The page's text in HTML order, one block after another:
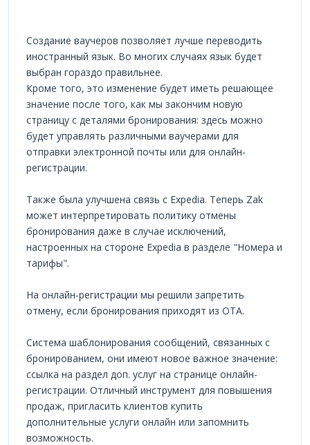
Создание ваучеров позволяет лучше переводить
иностранный язык. Во многих случаях язык будет
выбран гораздо правильнее.
Кроме того, это изменение будет иметь решающее
значение после того, как мы закончим новую
страницу с деталями бронирования: здесь можно
будет управлять различными ваучерами для
отправки электронной почты или для онлайн-
регистрации.
Также была улучшена связь с Expedia. Теперь Zak
может интерпретировать политику отмены
бронирования даже в случае исключений,
настроенных на стороне Expedia в разделе "Номера и
тарифы".
На онлайн-регистрации мы решили запретить
отмену, если бронирования приходят из OTA.
Система шаблонирования сообщений, связанных с
бронированием, они имеют новое важное значение:
ссылка на раздел доп. услуг на странице онлайн-
регистрации. Отличный инструмент для повышения
продаж, пригласить клиентов купить
дополнительные услуги онлайн или запомнить
возможность.